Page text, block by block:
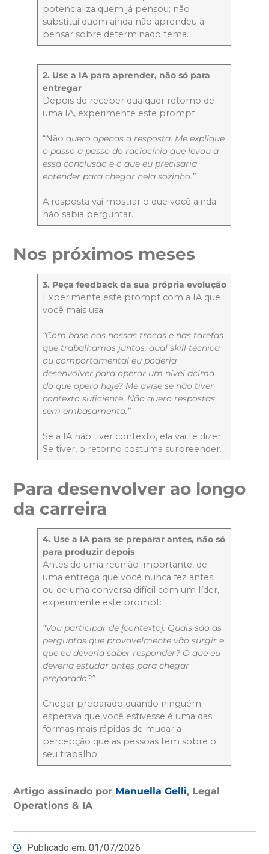
potencializa quem já pensou; não
substitui quem ainda não aprendeu a
pensar sobre determinado tema.
2. Use a IA para aprender, não só para
entregar
Depois de receber qualquer retorno de
uma IA, experimente este prompt:
“Não quero apenas a resposta. Me explique
o passo a passo do raciocínio que levou a
essa conclusão e o que eu precisaria
entender para chegar nela sozinho.”
A resposta vai mostrar o que você ainda
não sabia perguntar.
Nos próximos meses
3. Peça feedback da sua própria evolução
Experimente este prompt com a IA que
você mais usa:
“Com base nas nossas trocas e nas tarefas
que trabalhamos juntos, qual skill técnica
ou comportamental eu poderia
desenvolver para operar um nível acima
do que opero hoje? Me avise se não tiver
contexto suficiente. Não quero respostas
sem embasamento.”
Se a IA não tiver contexto, ela vai te dizer.
Se tiver, o retorno costuma surpreender.
Para desenvolver ao longo
da carreira
4. Use a IA para se preparar antes, não só
para produzir depois
Antes de uma reunião importante, de
uma entrega que você nunca fez antes
ou de uma conversa difícil com um líder,
experimente este prompt:
“Vou participar de [contexto]. Quais são as
perguntas que provavelmente vão surgir e
que eu deveria saber responder? O que eu
deveria estudar antes para chegar
preparado?”
Chegar preparado quando ninguém
esperava que você estivesse é uma das
formas mais rápidas de mudar a
percepção que as pessoas têm sobre o
seu trabalho.
Artigo assinado por Manuella Gelli, Legal
Operations & IA
Publicado em: 01/07/2026